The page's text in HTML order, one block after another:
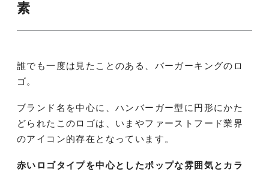
素
誰でも一度は見たことのある、バーガーキングのロ
ゴ。
ブランド名を中心に、ハンバーガー型に円形にかた
どられたこのロゴは、いまやファーストフード業界
のアイコン的存在となっています。
赤いロゴタイプを中心としたポップな雰囲気とカラ